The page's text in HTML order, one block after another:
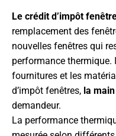
Le crédit d’impôt
remplacement des
nouvelles fenêtres qui
performance thermique.
fournitures et les
d’impôt fenêtres, la
demandeur.
La performance